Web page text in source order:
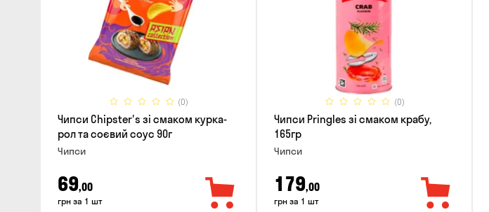
(0)
Чипси Chipster's зі смаком курка-
рол та соєвий соус 90г
Чипси
69,00
грн за 1 шт
(0)
Чипси Pringles зі смаком крабу,
165гр
Чипси
179,00
грн за 1 шт